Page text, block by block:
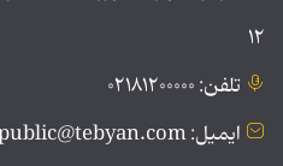
۱۲
تلفن: ۰۲۱۸۱۲۰۰۰۰۰
ایمیل: public@tebyan.com